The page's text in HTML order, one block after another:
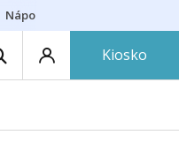
Nápoles - Osasuna
Kiosko